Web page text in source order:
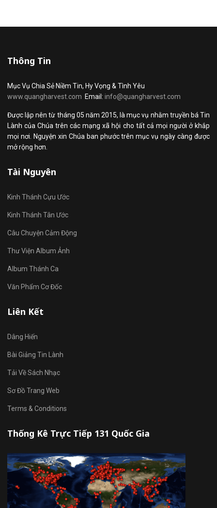
Thông Tin
Mục Vụ Chia Sẻ Niềm Tin, Hy Vọng & Tình Yêu
www.quangharvest.com Email: info@quangharvest.com
Được lập nên từ tháng 05 năm 2015, là mục vụ nhằm truyền bá Tin
Lành của Chúa trên các mạng xã hội cho tất cả mọi người ở khắp
mọi nơi. Nguyện xin Chúa ban phước trên mục vụ ngày càng được
mở rộng hơn.
Tài Nguyên
Kinh Thánh Cựu Ước
Kinh Thánh Tân Ước
Câu Chuyện Cảm Động
Thư Viện Album Ảnh
Album Thánh Ca
Văn Phẩm Cơ Đốc
Liên Kết
Dâng Hiến
Bài Giảng Tin Lành
Tải Về Sách Nhạc
Sơ Đồ Trang Web
Terms & Conditions
Thống Kê Trực Tiếp 131 Quốc Gia